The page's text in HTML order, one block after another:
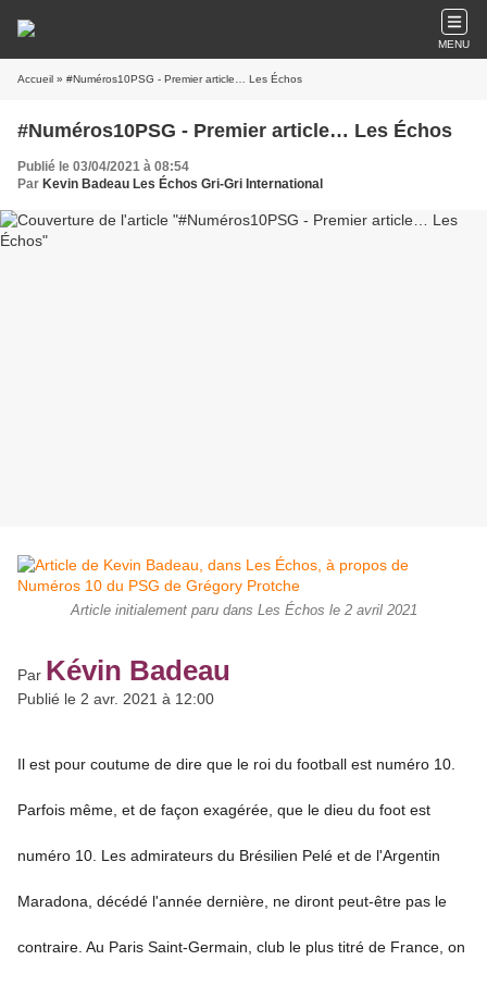
MENU
Accueil » #Numéros10PSG - Premier article… Les Échos
#Numéros10PSG - Premier article… Les Échos
Publié le 03/04/2021 à 08:54
Par Kevin Badeau Les Échos Gri-Gri International
Article initialement paru dans Les Échos le 2 avril 2021
Par Kévin Badeau
Publié le 2 avr. 2021 à 12:00
Il est pour coutume de dire que le roi du football est numéro 10.
Parfois même, et de façon exagérée, que le dieu du foot est
numéro 10. Les admirateurs du Brésilien Pelé et de l'Argentin
Maradona, décédé l'année dernière, ne diront peut-être pas le
contraire. Au Paris Saint-Germain, club le plus titré de France, on